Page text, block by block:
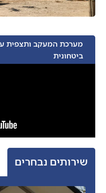
מערכת המעקב ותצפית
ביטחונית
שירותים נבחרים